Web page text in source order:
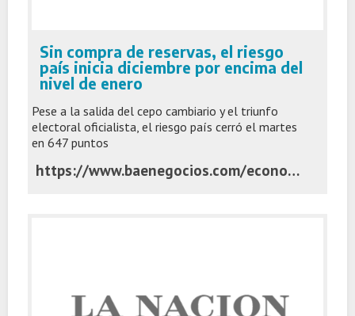
Sin compra de reservas, el riesgo
país inicia diciembre por encima del
nivel de enero
Pese a la salida del cepo cambiario y el triunfo
electoral oficialista, el riesgo país cerró el martes
en 647 puntos
https://www.baenegocios.com/economia/Sin-compra-de-reservas-el-riesgo-pais-inicia-diciembre-por-encima-del-nivel-de-enero-20251202-0059.html